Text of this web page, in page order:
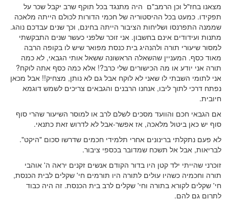
מצאנו בחז"ל וכן הרמב"ם היה מתנגד בכל תוקף שרב יקבל שכר על
תפקידו. כמעט בכל ההיסטוריה של חכמי הדורות לכולם הייתה מלאכה
שממנה התפרנסו ושליחות הציבור הייתה בחינם, וכך שנים עבדכם נוהג.
מתנות ועידודים אינם בחשבון. אני זוכר שלפני כעשר שנים התבקשתי
למסור שיעורי תורה ולהנהיג בית כנסת מפואר שיש לו בקופה הרבה
מאוד כסף. המעניין שהשאלה הראשונה ששאל אותי הגבאי, לא כמה
תורה אני יודע או מה הכישורים שלי כרב?! אלא כמה כסף אתה לוקח?
אני לתומי השבתי לו שאני לא לוקח אבל גם לא נותן, מצחיק!! אבל מכאן
נפתח דרכי לתוך ליבו, אנחנו הרבנים והגבאים צריכים לשמש דוגמא
חיובית.
אם הגבאי חכם והוועד מסכים לשלם לרב או למוסר השיעור שהרי סוף
סוף יש כאן ביטול מלאכה, אז אפשר-אבל לא לדרוש זאת כתנאי.
לא פעם נתקלתי ברינונים אחרי תלמידי חכמים שדרשו סכום "היקט".
לבריאות, אבל אל תשכח שמדובר בכספי ציבור.
זוכרני שהייתי ילד קטן היו בדור הקודם אנשים זקנים יראה ה' אוהבי
תורה וחכמיה כשהיו עולים לתורה היו תורמים חי' שקלים לבית הכנסת,
חי' שקלים לקורא בתורה וחי' שקלים לרב בית הכנסת. זה היה כבוד
לתרום גם להם.